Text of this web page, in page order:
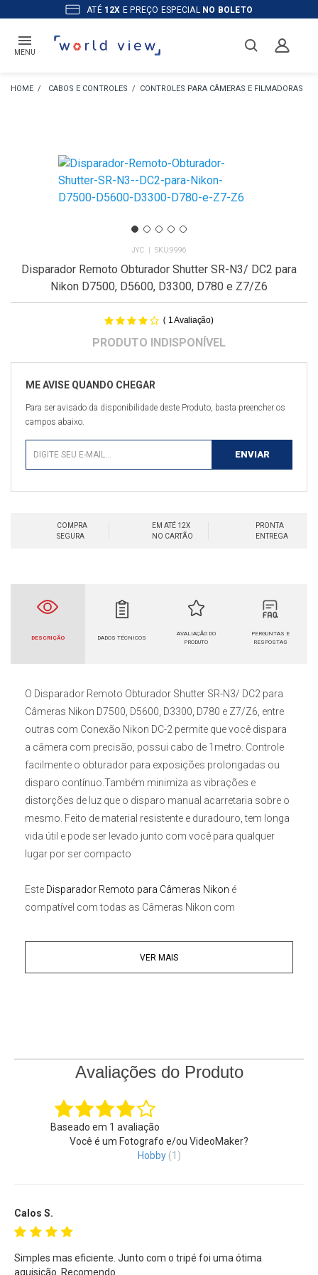
ATÉ 12X E PREÇO ESPECIAL NO BOLETO
MENU
CABOS E CONTROLES CONTROLES PARA CÂMERAS E FILMADORAS
JYC 9996
Disparador Remoto Obturador Shutter SR-N3/ DC2 para
Nikon D7500, D5600, D3300, D780 e Z7/Z6
( 1Avaliação)
Para ser avisado da disponibilidade deste Produto, basta preencher os
campos abaixo.
COMPRA
SEGURA
EM ATÉ 12X
NO CARTÃO
PRONTA
ENTREGA
DESCRIÇÃO DADOS TÉCNICOS
AVALIAÇÃO DO
PRODUTO
PERGUNTAS E
RESPOSTAS
O Disparador Remoto Obturador Shutter SR-N3/ DC2 para
Câmeras Nikon D7500, D5600, D3300, D780 e Z7/Z6, entre
outras com Conexão Nikon DC-2 permite que você dispara
a câmera com precisão, possui cabo de 1metro. Controle
facilmente o obturador para exposições prolongadas ou
disparo contínuo.Também minimiza as vibrações e
distorções de luz que o disparo manual acarretaria sobre o
mesmo. Feito de material resistente e duradouro, tem longa
vida útil e pode ser levado junto com você para qualquer
lugar por ser compacto
Este Disparador Remoto para Câmeras Nikon é
compatível com todas as Câmeras Nikon com
sinal sonoro do foco e verá o indicador de foco no visor da
câmera; pressione o obturador até o fim para ativar a
liberação do obturador.
Pressione o obturador até o fim e deslize-o para frente para
travar o obturador. Isso é particularmente útil quando você
precisa usar uma exposição prolongada (lâmpada).
para tirar a foto.
Bloqueie o botão para exposições longas ou disparo
VER MAIS
Avaliações do Produto
Baseado em 1 avaliação
Você é um Fotografo e/ou VideoMaker?
Hobby (1)
Calos S.
Simples mas eficiente. Junto com o tripé foi uma ótima
aquisição. Recomendo.